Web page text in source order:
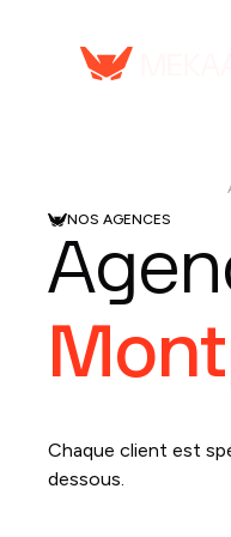
NOS AGENCES
Chaque client est
dessous.